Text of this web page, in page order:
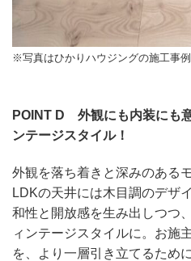
※写真はひかりハウジングの施工事例
POINT D 外観にも内装にも
ンテージスタイル！
外観を落ち着きと深みのある
LDKの天井には木目調のデザ
和性と開放感を生み出しつつ
ィンテージスタイルに。お施
を、より一層引き立てるため